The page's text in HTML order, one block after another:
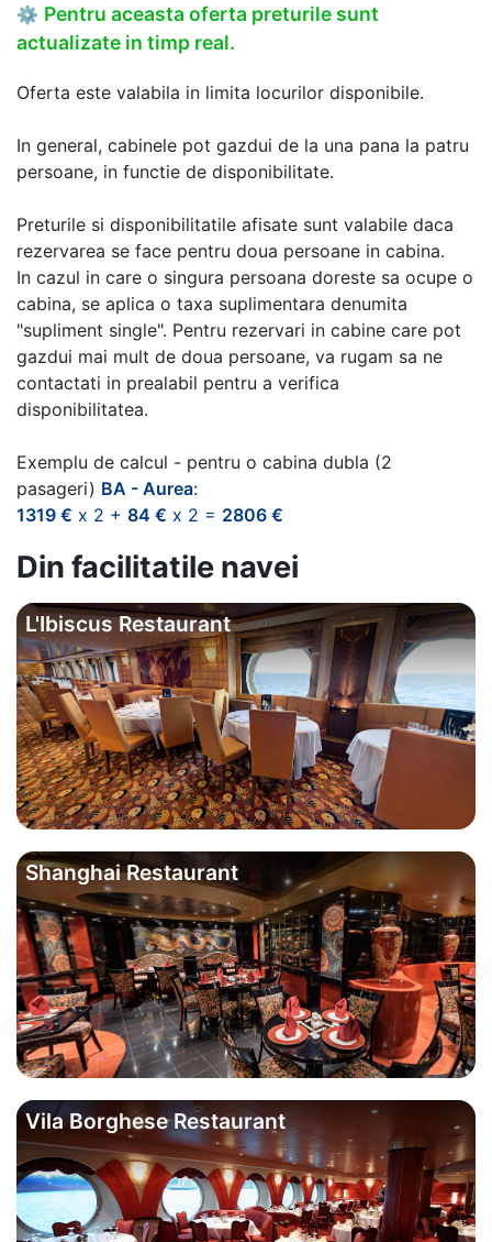
⚙ Pentru aceasta oferta preturile sunt
actualizate in timp real.
Oferta este valabila in limita locurilor disponibile.
In general, cabinele pot gazdui de la una pana la patru
persoane, in functie de disponibilitate.
Preturile si disponibilitatile afisate sunt valabile daca
rezervarea se face pentru doua persoane in cabina.
In cazul in care o singura persoana doreste sa ocupe o
cabina, se aplica o taxa suplimentara denumita
"supliment single". Pentru rezervari in cabine care pot
gazdui mai mult de doua persoane, va rugam sa ne
contactati in prealabil pentru a verifica
disponibilitatea.
Exemplu de calcul - pentru o cabina dubla (2
pasageri) BA - Aurea:
1319 € x 2 + 84 € x 2 = 2806 €
Din facilitatile navei
L'Ibiscus Restaurant
Shanghai Restaurant
Vila Borghese Restaurant